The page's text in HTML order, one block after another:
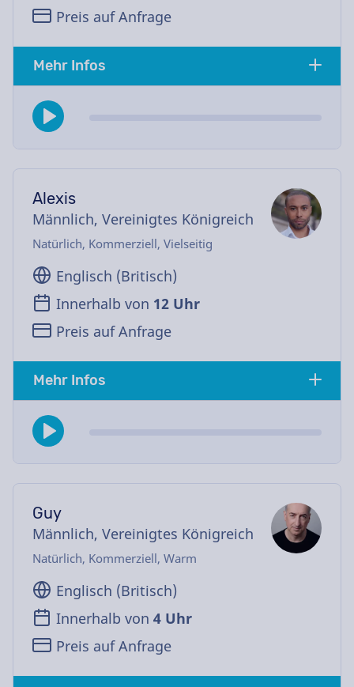
Preis auf Anfrage
Mehr Infos
Alexis
Männlich, Vereinigtes Königreich
Natürlich, Kommerziell, Vielseitig
Englisch (Britisch)
Innerhalb von 12 Uhr
Preis auf Anfrage
Mehr Infos
Guy
Männlich, Vereinigtes Königreich
Natürlich, Kommerziell, Warm
Englisch (Britisch)
Innerhalb von 4 Uhr
Preis auf Anfrage